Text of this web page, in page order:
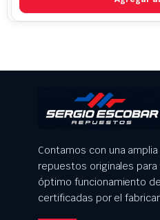
Contamos con una
repuestos originales
óptimo funcionamiento
certificadas por el